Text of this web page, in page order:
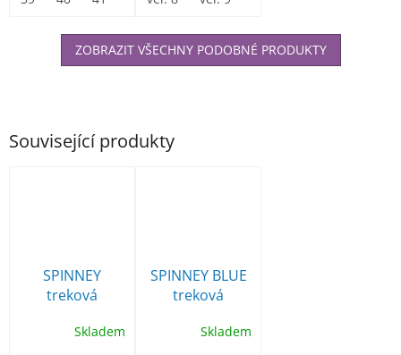
Související produkty
SPINNEY
treková
membránou
Skladem
SPINNEY BLUE
treková
membránou
Skladem
ZOBRAZIT VŠECHNY PODOBNÉ PRODUKTY